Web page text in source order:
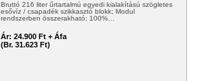
Bruttó 216 liter űrtartalmú egyedi kialakítású szögletes
esővíz / csapadék szikkasztó blokk; Modul
rendszerben összerakható; 100%…
Ár: 24.900 Ft + Áfa
(Br. 31.623 Ft)